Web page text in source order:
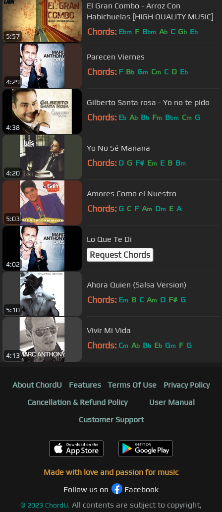
5:57
El Gran Combo - Arroz Con
Habichuelas [HIGH QUALITY MUSIC]
Chords: Ebm F Bbm Ab C Gb Eb
4:29
Parecen Viernes
Chords: F Bb Gm Cm C D Eb
4:38
Gilberto Santa rosa - Yo no te pido
Chords: Eb Ab Bb Fm Bbm Cm G
4:20
Yo No Sé Mañana
Chords: D G F# Em E B Bm
5:03
Amores Como el Nuestro
Chords: G C F Am Dm E A
4:02
Lo Que Te Di
Request Chords
5:10
Ahora Quien (Salsa Version)
Chords: Em B C Am D F# G
4:13
Vivir Mi Vida
Chords: Cm Ab Bb Eb Gm F G
About ChordU Features Terms Of Use
Privacy Policy
Cancellation & Refund Policy
User Manual
Customer Support
Made with love and passion for music
Follow us on
Facebook
© 2023 ChordU. All contents are subject to copyright,